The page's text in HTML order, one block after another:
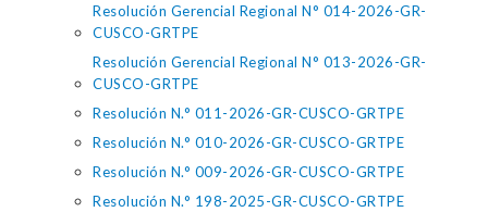
Resolución Gerencial Regional N° 014-2026-GR-
CUSCO-GRTPE
Resolución Gerencial Regional N° 013-2026-GR-
CUSCO-GRTPE
Resolución N.° 011-2026-GR-CUSCO-GRTPE
Resolución N.° 010-2026-GR-CUSCO-GRTPE
Resolución N.° 009-2026-GR-CUSCO-GRTPE
Resolución N.° 198-2025-GR-CUSCO-GRTPE